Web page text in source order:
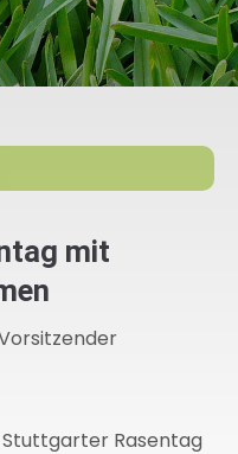
mit
Stuttgarter Rasentag